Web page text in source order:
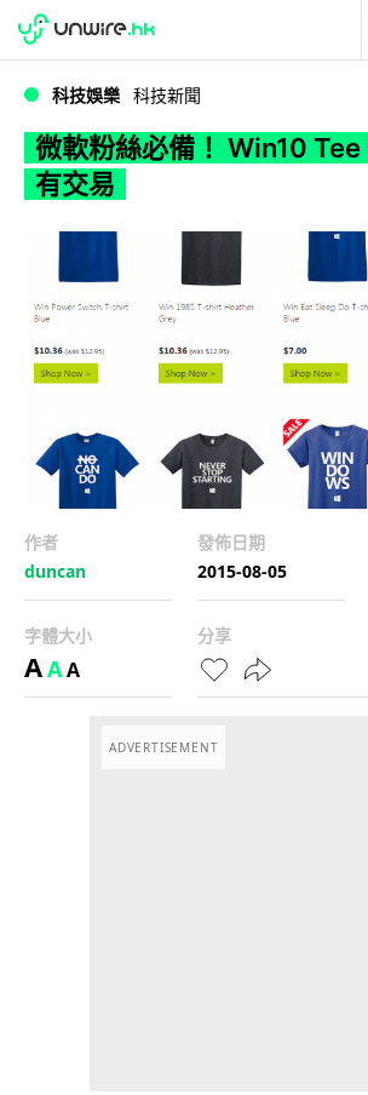
微軟粉絲必備！ Win10 Tee
WWDC 2026
科技娛樂 科技新聞
微軟粉絲必備！ Win10
有交易
作者
duncan
發佈日期
2015-08-05
字體大小
AAA
分享
ADVERTISEMENT